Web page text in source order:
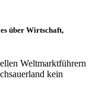
über Wirtschaft,
Weltmarktführern
kein